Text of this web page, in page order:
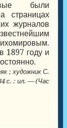
были
страницах
журналов
1897 году и
; художник С.
с. : ил. — (Час